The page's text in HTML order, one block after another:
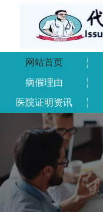
网站首页
病假理由
医院证明资讯